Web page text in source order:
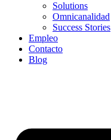
Solutions
Omnicanalidad
Success Stories
Empleo
Contacto
Blog